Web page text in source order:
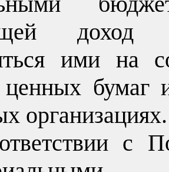
доход
ими на
ценных бумаг
организациях.
с